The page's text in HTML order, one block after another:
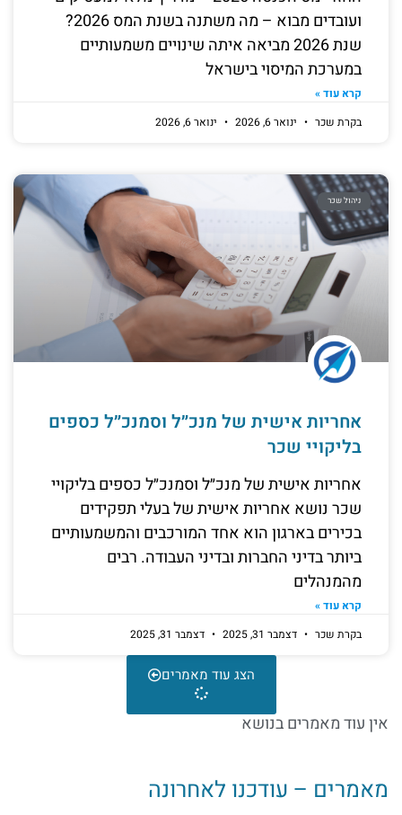
ועובדים מבוא – מה משתנה בשנת המס 2026?
שנת 2026 מביאה איתה שינויים משמעותיים
במערכת המיסוי בישראל
קרא עוד »
בקרת שכר
ינואר 6, 2026 ינואר 6, 2026
ניהול שכר
אחריות אישית של מנכ״ל וסמנכ״ל כספים
בליקויי שכר
אחריות אישית של מנכ״ל וסמנכ״ל כספים בליקויי
שכר נושא אחריות אישית של בעלי תפקידים
בכירים בארגון הוא אחד המורכבים והמשמעותיים
ביותר בדיני החברות ובדיני העבודה. רבים
מהמנהלים
קרא עוד »
בקרת שכר
דצמבר 31, 2025 דצמבר 31, 2025
הצג עוד מאמרים
אין עוד מאמרים בנושא
מאמרים – עודכנו לאחרונה